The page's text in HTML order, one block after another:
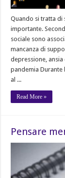
Quando si tratta di
importante.
sociale sono
mancanza di
depressione,
pandemia Durante
al ...
Read More »
Pensare